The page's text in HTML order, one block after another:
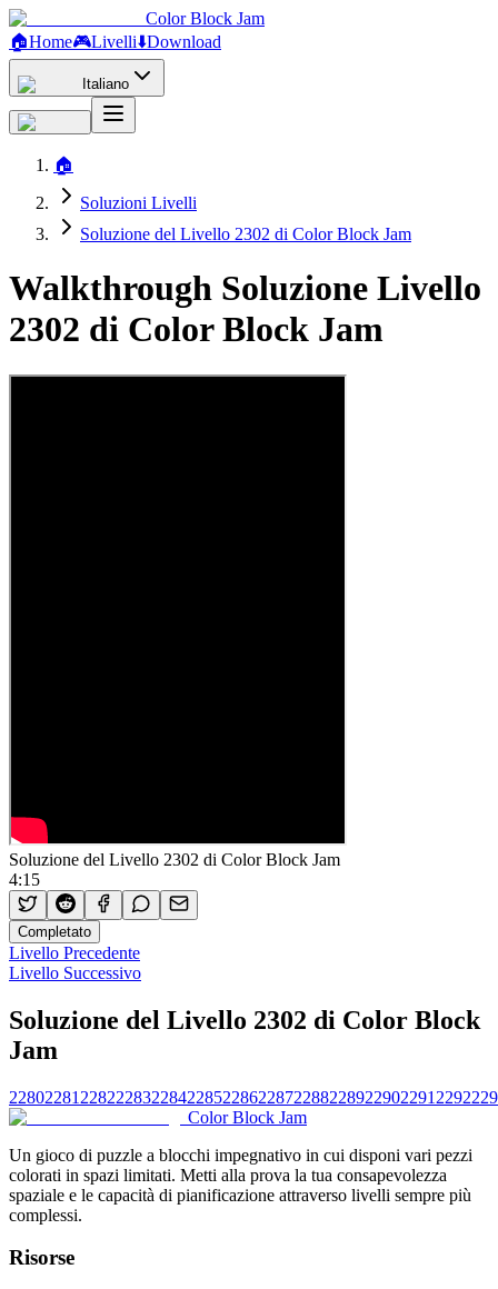
Color Block Jam
🏠Home🎮Livelli⬇️Download
Italiano
🏠
Soluzioni Livelli
Soluzione del Livello 2302 di Color Block Jam
Walkthrough Soluzione Livello
2302 di Color Block Jam
Soluzione del Livello 2302 di Color Block Jam
4:15
Completato
Livello Precedente
Livello Successivo
Soluzione del Livello 2302 di Color Block
Jam
22802281 2282228322842285228622872288228922902291 2292
Color Block Jam
Un gioco di puzzle a blocchi impegnativo in cui disponi vari pezzi
colorati in spazi limitati. Metti alla prova la tua consapevolezza
spaziale e le capacità di pianificazione attraverso livelli sempre più
complessi.
Risorse